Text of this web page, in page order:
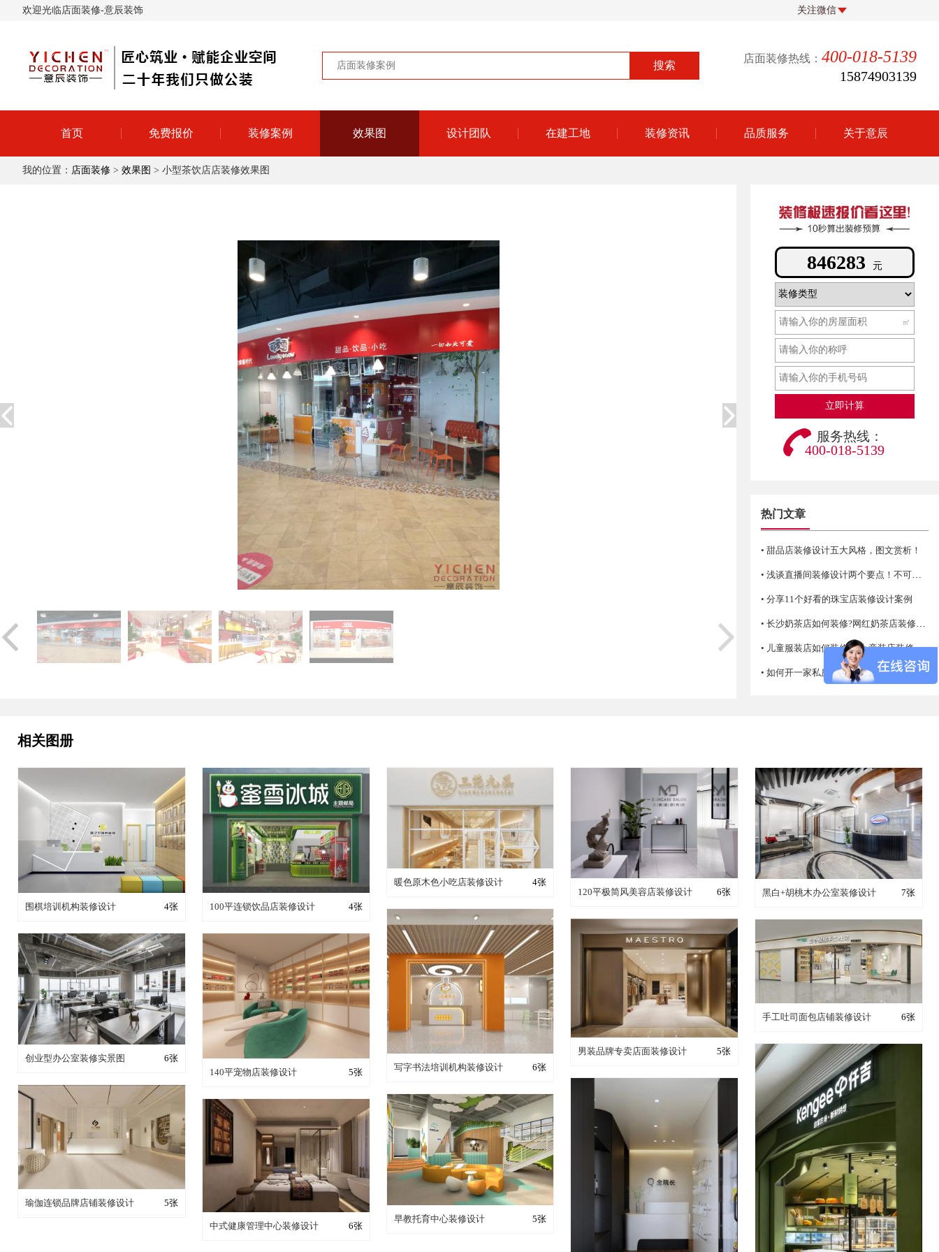
欢迎光临店面装修-意辰装饰 关注微信
店面装修热线： 400-018-5139
15874903139
首页 免费报价 装修案例 效果图 设计团队 在建工地 装修资讯 品质服务 关于意辰
我的位置： 店面装修 > 效果图 > 小型茶饮店店装修效果图
737519 元
㎡
服务热线：
400-018-5139
热门文章
• 甜品店装修设计五大风格，图文赏析！
• 浅谈直播间装修设计两个要点！不可错过哦
• 分享11个好看的珠宝店装修设计案例
• 长沙奶茶店如何装修?网红奶茶店装修技巧
• 儿童服装店如何装修设计 童装店装修注意事项
• 如何开一家私房菜馆，怎么经营生意才火爆？
相关图册
装修成这样要花多少钱？
围棋培训机构装修设计 4张 装修成这样要花多少钱？
100平连锁饮品店装修设计 4张
装修成这样要花多少钱？
暖色原木色小吃店装修设计 4张
装修成这样要花多少钱？
120平极简风美容店装修设计 6张 装修成这样要花多少钱？
黑白+胡桃木办公室装修设计 7张
装修成这样要花多少钱？
写字书法培训机构装修设计 6张
装修成这样要花多少钱？
男装品牌专卖店面装修设计 5张
装修成这样要花多少钱？
手工吐司面包店铺装修设计 6张
装修成这样要花多少钱？
创业型办公室装修实景图
6张
装修成这样要花多少钱？
140平宠物店装修设计 5张
装修成这样要花多少钱？
瑜伽连锁品牌店铺装修设计
5张
装修成这样要花多少钱？
早教托育中心装修设计 5张
装修成这样要花多少钱？
中式健康管理中心装修设计 6张